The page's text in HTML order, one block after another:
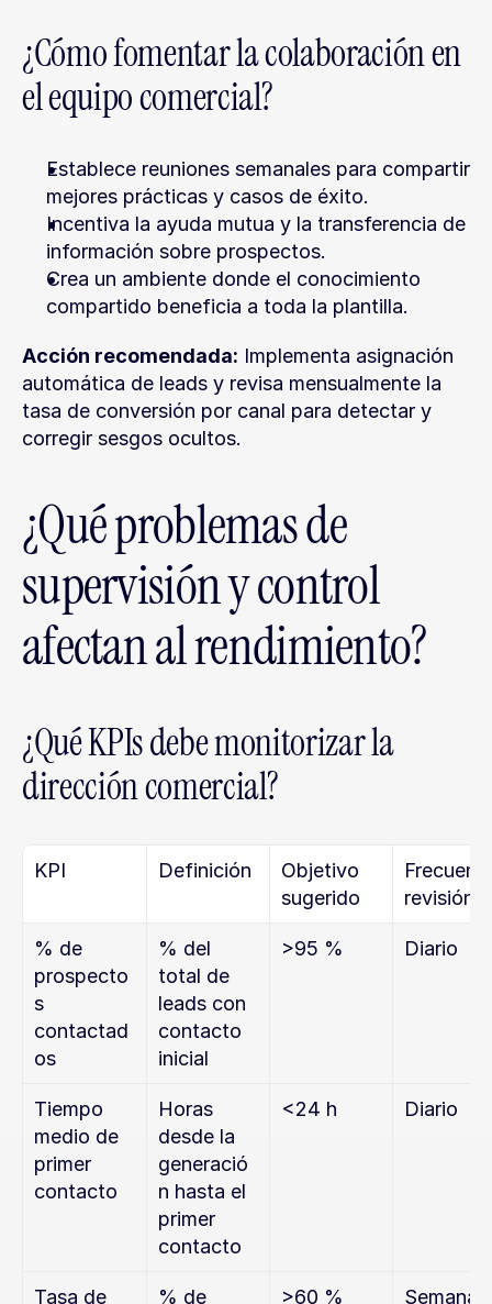
¿Cómo fomentar la colaboración en
el equipo comercial?
Establece reuniones semanales para compartir
mejores prácticas y casos de éxito.
Incentiva la ayuda mutua y la transferencia de
información sobre prospectos.
Crea un ambiente donde el conocimiento
compartido beneficia a toda la plantilla.
Acción recomendada: Implementa asignación
automática de leads y revisa mensualmente la
tasa de conversión por canal para detectar y
corregir sesgos ocultos.
¿Qué problemas de
supervisión y control
afectan al rendimiento?
¿Qué KPIs debe monitorizar la
dirección comercial?
KPI Definición
Objetivo
sugerido
revisión
% de
prospecto
s
contactad
os
% del
total de
leads con
contacto
inicial
>95 % Diario
Tiempo
medio de
primer
contacto
Horas
desde la
generació
n hasta el
primer
contacto
<24 h Diario
Tasa de % de >60 % Semanal